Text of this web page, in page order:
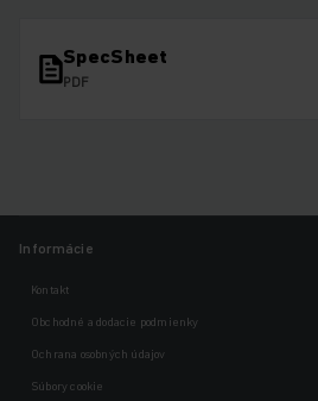
SpecSheet
PDF
Informácie
Kontakt
Obchodné a dodacie podmienky
Ochrana osobných údajov
Súbory cookie